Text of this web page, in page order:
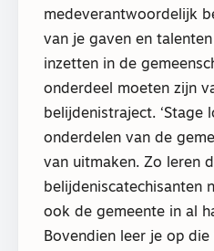
medeverantwoordelijk
van je gaven en
inzetten in de
onderdeel moeten zijn
belijdenistraject. ‘Stage
onderdelen van de
van uitmaken. Zo leren
belijdeniscatechisanten
ook de gemeente in al
Bovendien leer je op